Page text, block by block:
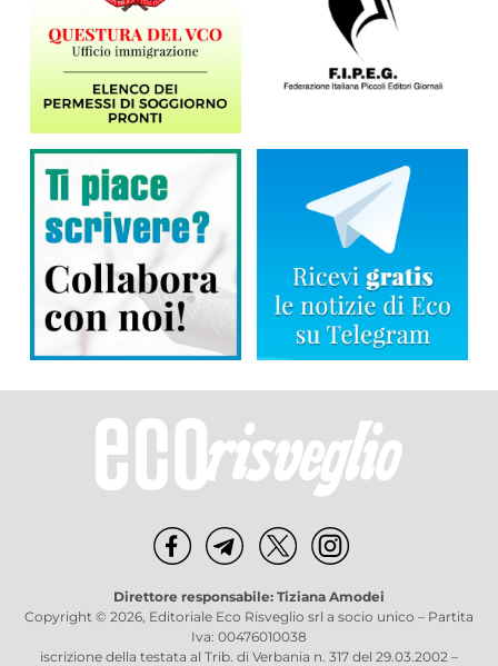
Direttore responsabile: Tiziana Amodei
Copyright © 2026, Editoriale Eco Risveglio srl a socio unico – Partita
Iva: 00476010038
iscrizione della testata al Trib. di Verbania n. 317 del 29.03.2002 –